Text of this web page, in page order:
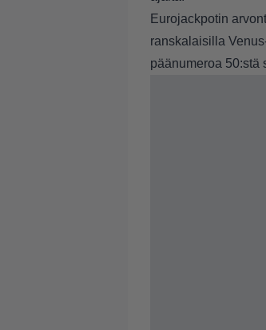
Eurojackpotin
ranskalaisilla
päänumeroa 50:stä